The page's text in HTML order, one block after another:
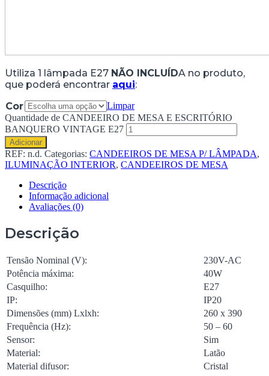
Utiliza 1 lâmpada E27 NÃO INCLUÍDA no produto,
que poderá encontrar aqui:
Cor
Limpar
Quantidade de CANDEEIRO DE MESA E ESCRITÓRIO
BANQUERO VINTAGE E27
Adicionar
REF: n.d. Categorias: CANDEEIROS DE MESA P/ LÂMPADA,
ILUMINAÇÃO INTERIOR, CANDEEIROS DE MESA
Descrição
Informação adicional
Avaliações (0)
Descrição
Tensão Nominal (V):
230V-AC
Potência máxima:
40W
Casquilho:
E27
IP:
IP20
Dimensões (mm) Lxlxh:
260 x 390
Frequência (Hz):
50 – 60
Sensor:
Sim
Material:
Latão
Material difusor:
Cristal